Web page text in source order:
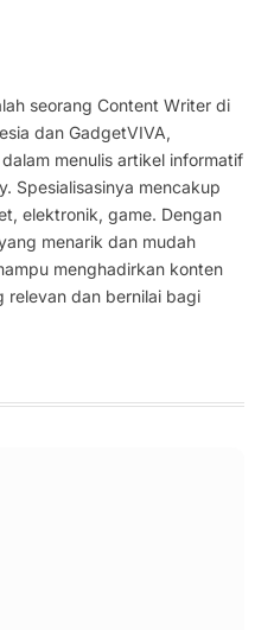
seorang Content Writer di
dan GadgetVIVA,
menulis artikel informatif
Spesialisasinya mencakup
elektronik, game. Dengan
menarik dan mudah
menghadirkan konten
relevan dan bernilai bagi